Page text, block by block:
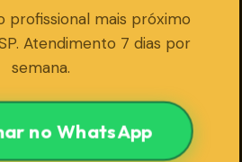
profissional mais próximo
Atendimento 7 dias por
semana.
no WhatsApp